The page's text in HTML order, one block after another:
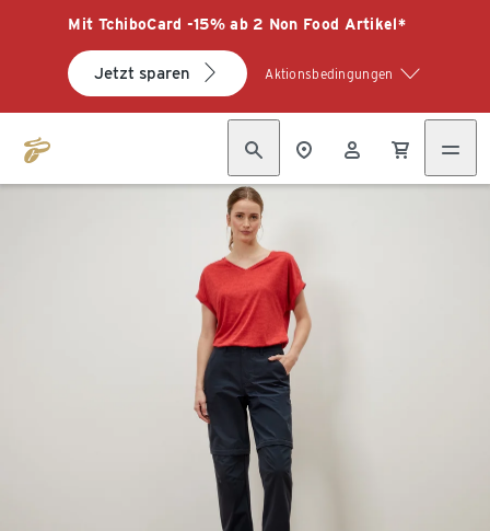
Mit TchiboCard -15% ab 2 Non Food Artikel*
Jetzt sparen Aktionsbedingungen